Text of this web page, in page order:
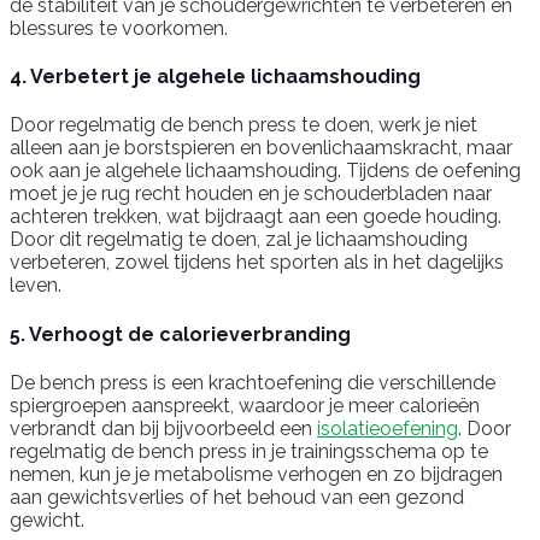
de stabiliteit van je schoudergewrichten te verbeteren en
blessures te voorkomen.
4. Verbetert je algehele lichaamshouding
Door regelmatig de bench press te doen, werk je niet
alleen aan je borstspieren en bovenlichaamskracht, maar
ook aan je algehele lichaamshouding. Tijdens de oefening
moet je je rug recht houden en je schouderbladen naar
achteren trekken, wat bijdraagt aan een goede houding.
Door dit regelmatig te doen, zal je lichaamshouding
verbeteren, zowel tijdens het sporten als in het dagelijks
leven.
5. Verhoogt de calorieverbranding
De bench press is een krachtoefening die verschillende
spiergroepen aanspreekt, waardoor je meer calorieën
verbrandt dan bij bijvoorbeeld een isolatieoefening. Door
regelmatig de bench press in je trainingsschema op te
nemen, kun je je metabolisme verhogen en zo bijdragen
aan gewichtsverlies of het behoud van een gezond
gewicht.